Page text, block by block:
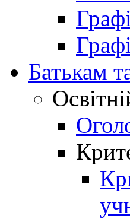
Батькам